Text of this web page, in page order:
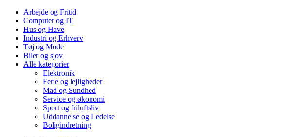
Arbejde og Fritid
Computer og IT
Hus og Have
Industri og Erhverv
Tøj og Mode
Biler og sjov
Alle kategorier
Elektronik
Ferie og lejligheder
Mad og Sundhed
Service og økonomi
Sport og friluftsliv
Uddannelse og Ledelse
Boligindretning